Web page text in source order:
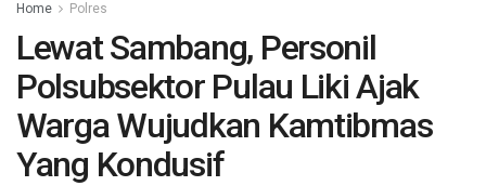
Home Polres
Lewat Sambang, Personil
Polsubsektor Pulau Liki Ajak
Warga Wujudkan Kamtibmas
Yang Kondusif